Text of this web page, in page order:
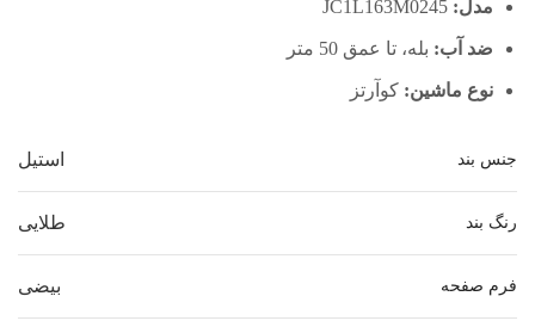
مدل:
ضد آب: بله، تا عمق 50 متر
نوع ماشین: کوآرتز
جنس بند استیل
رنگ بند طلایی
فرم صفحه بیضی